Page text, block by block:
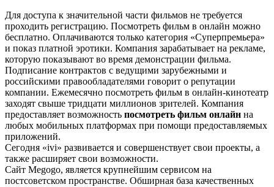
Для доступа к значительной части фильмов не требуется
проходить регистрацию. Посмотреть фильм в онлайн можно
бесплатно. Оплачиваются только категория «Суперпремьера»
и показ платной эротики. Компания зарабатывает на рекламе,
которую показывают во время демонстрации фильма.
Подписание контрактов с ведущими зарубежными и
российскими правообладателями говорит о репутации
компании. Ежемесячно посмотреть фильм в онлайн-кинотеатр
заходят свыше тридцати миллионов зрителей. Компания
предоставляет возможность посмотреть фильм онлайн на
любых мобильных платформах при помощи предоставляемых
приложений.
Сегодня «ivi» развивается и совершенствует свои проекты, а
также расширяет свои возможности.
Сайт Меgоgо, является крупнейшим сервисом на
постсоветском пространстве. Обширная база качественных